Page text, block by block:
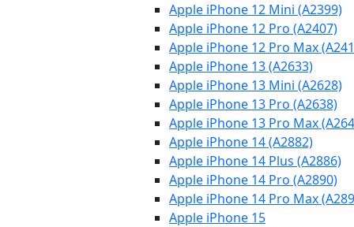
Apple iPhone 12 Mini (A2399)
Apple iPhone 12 Pro (A2407)
Apple iPhone 12 Pro Max
Apple iPhone 13 (A2633)
Apple iPhone 13 Mini (A2628)
Apple iPhone 13 Pro (A2638)
Apple iPhone 13 Pro Max
Apple iPhone 14 (A2882)
Apple iPhone 14 Plus (A2886)
Apple iPhone 14 Pro (A2890)
Apple iPhone 14 Pro Max
Apple iPhone 15